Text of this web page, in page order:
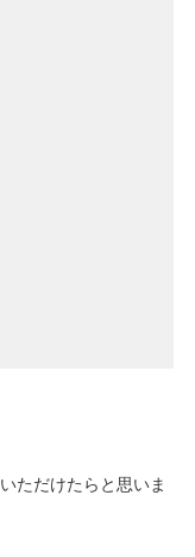
ただけたらと思いま